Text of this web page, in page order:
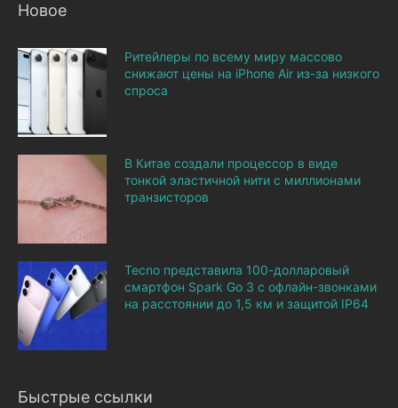
Новое
Ритейлеры по всему миру массово
снижают цены на iPhone Air из-за низкого
спроса
В Китае создали процессор в виде
тонкой эластичной нити с миллионами
транзисторов
Tecno представила 100-долларовый
смартфон Spark Go 3 с офлайн-звонками
на расстоянии до 1,5 км и защитой IP64
Быстрые ссылки